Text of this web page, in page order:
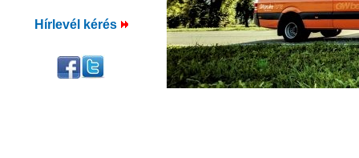
Hírlevél kérés